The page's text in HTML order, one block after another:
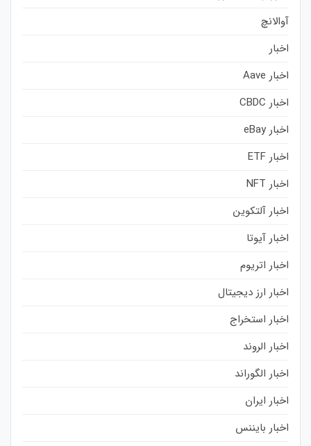
آوالانچ
اخبار
اخبار Aave
اخبار CBDC
اخبار eBay
اخبار ETF
اخبار NFT
اخبار آلتکوین
اخبار آیوتا
اخبار اتریوم
اخبار ارز دیجیتال
اخبار استخراج
اخبار الروند
اخبار الگوراند
اخبار ایران
اخبار بایننس